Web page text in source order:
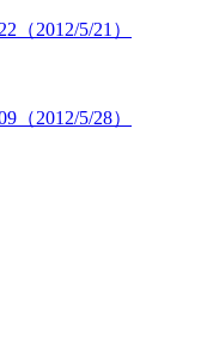
（2012/5/21）
（2012/5/28）